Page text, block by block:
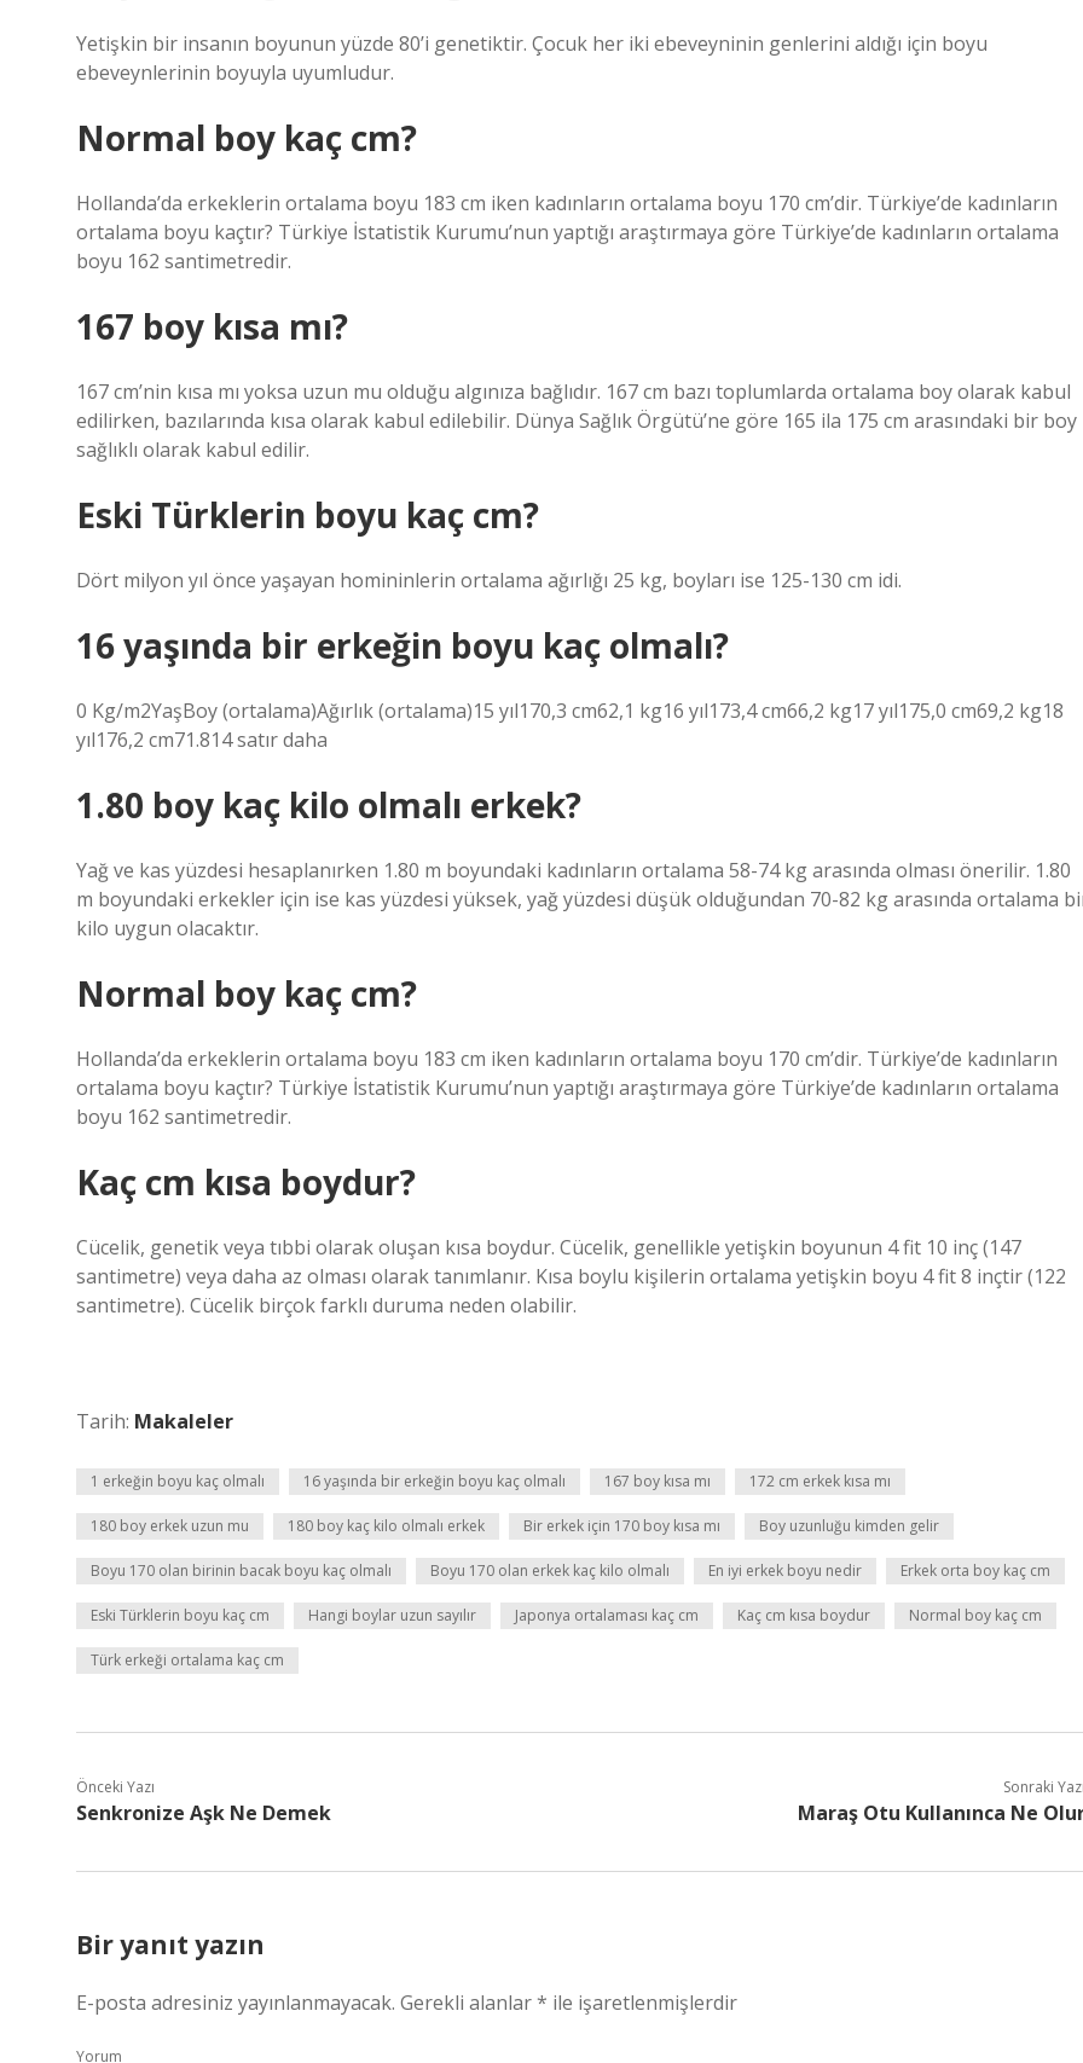
Yetişkin bir insanın boyunun yüzde 80’i genetiktir. Çocuk her iki ebeveyninin genlerini aldığı için boyu
ebeveynlerinin boyuyla uyumludur.
Normal boy kaç cm?
Hollanda’da erkeklerin ortalama boyu 183 cm iken kadınların ortalama boyu 170 cm’dir. Türkiye’de kadınların
ortalama boyu kaçtır? Türkiye İstatistik Kurumu’nun yaptığı araştırmaya göre Türkiye’de kadınların ortalama
boyu 162 santimetredir.
167 boy kısa mı?
167 cm’nin kısa mı yoksa uzun mu olduğu algınıza bağlıdır. 167 cm bazı toplumlarda ortalama boy olarak kabul
edilirken, bazılarında kısa olarak kabul edilebilir. Dünya Sağlık Örgütü’ne göre 165 ila 175 cm arasındaki bir boy
sağlıklı olarak kabul edilir.
Eski Türklerin boyu kaç cm?
Dört milyon yıl önce yaşayan homininlerin ortalama ağırlığı 25 kg, boyları ise 125-130 cm idi.
16 yaşında bir erkeğin boyu kaç olmalı?
0 Kg/m2YaşBoy (ortalama)Ağırlık (ortalama)15 yıl170,3 cm62,1 kg16 yıl173,4 cm66,2 kg17 yıl175,0 cm69,2 kg18
yıl176,2 cm71.814 satır daha
1.80 boy kaç kilo olmalı erkek?
Yağ ve kas yüzdesi hesaplanırken 1.80 m boyundaki kadınların ortalama 58-74 kg arasında olması önerilir. 1.80
m boyundaki erkekler için ise kas yüzdesi yüksek, yağ yüzdesi düşük olduğundan 70-82 kg arasında ortalama
kilo uygun olacaktır.
Normal boy kaç cm?
Hollanda’da erkeklerin ortalama boyu 183 cm iken kadınların ortalama boyu 170 cm’dir. Türkiye’de kadınların
ortalama boyu kaçtır? Türkiye İstatistik Kurumu’nun yaptığı araştırmaya göre Türkiye’de kadınların ortalama
boyu 162 santimetredir.
Kaç cm kısa boydur?
Cücelik, genetik veya tıbbi olarak oluşan kısa boydur. Cücelik, genellikle yetişkin boyunun 4 fit 10 inç (147
santimetre) veya daha az olması olarak tanımlanır. Kısa boylu kişilerin ortalama yetişkin boyu 4 fit 8 inçtir (122
santimetre). Cücelik birçok farklı duruma neden olabilir.
Tarih: Makaleler
1 erkeğin boyu kaç olmalı 16 yaşında bir erkeğin boyu kaç olmalı 167 boy kısa mı 172 cm erkek kısa mı
180 boy erkek uzun mu 180 boy kaç kilo olmalı erkek Bir erkek için 170 boy kısa mı Boy uzunluğu kimden gelir
Boyu 170 olan birinin bacak boyu kaç olmalı Boyu 170 olan erkek kaç kilo olmalı En iyi erkek boyu nedir Erkek orta boy kaç cm
Eski Türklerin boyu kaç cm Hangi boylar uzun sayılır Japonya ortalaması kaç cm Kaç cm kısa boydur Normal boy kaç cm
Türk erkeği ortalama kaç cm
Önceki Yazı
Senkronize Aşk Ne Demek
Sonraki Yazı
Maraş Otu Kullanınca Ne
Bir yanıt yazın
E-posta adresiniz yayınlanmayacak. Gerekli alanlar* ile işaretlenmişlerdir
Yorum